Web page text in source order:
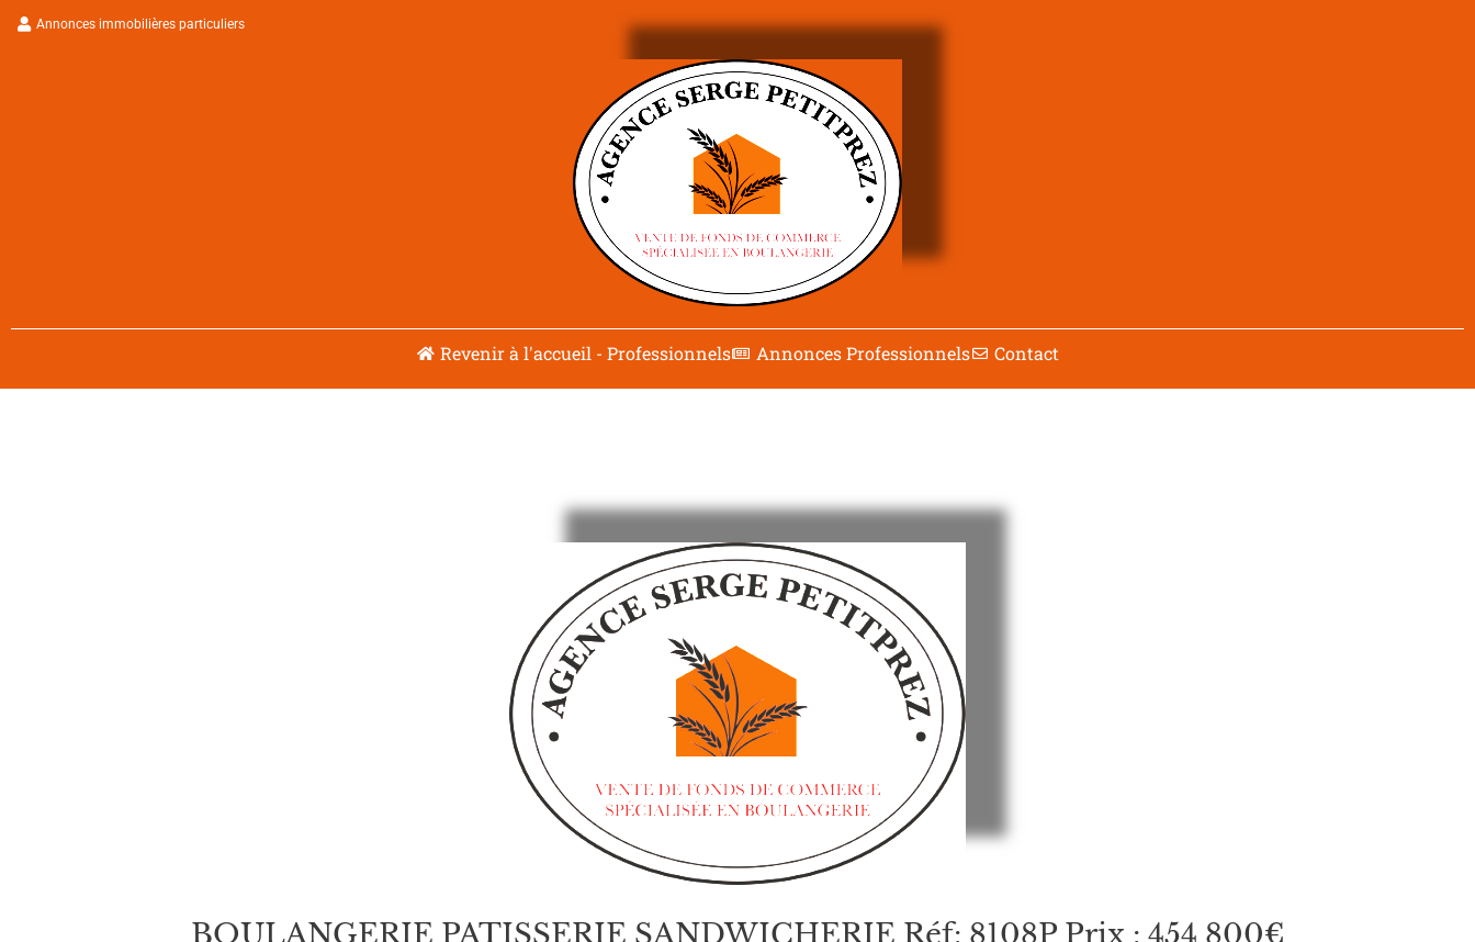
Aller
Annonces immobilières particuliers
Revenir à l'accueil - Professionnels Annonces Professionnels Contact
BOULANGERIE PATISSERIE SANDWICHERIE Réf: 8108P Prix : 454 800€